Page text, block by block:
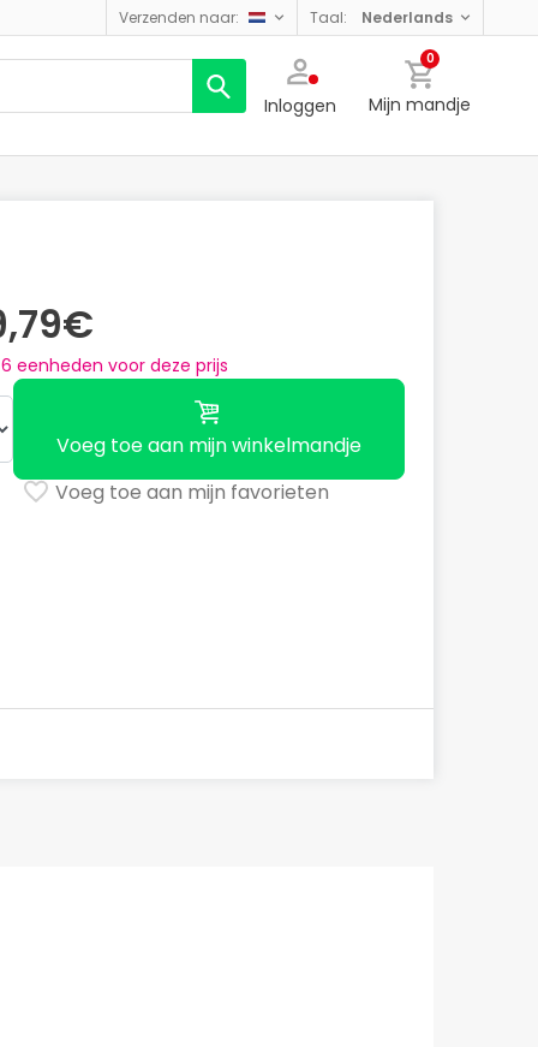
verzenden naar: taal: nederlands
Inloggen
0
Mijn mandje
6 eenheden voor deze prijs
Voeg toe aan mijn winkelmandje
Voeg toe aan mijn favorieten